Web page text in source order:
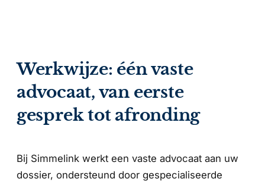
Werkwijze: één vaste
advocaat, van eerste
gesprek tot afronding
Bij Simmelink werkt een vaste advocaat aan uw
dossier, ondersteund door gespecialiseerde